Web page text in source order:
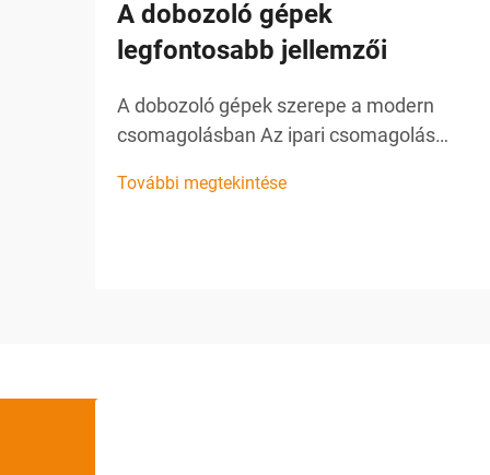
A dobozoló gépek
legfontosabb jellemzői
A dobozoló gépek szerepe a modern
csomagolásban Az ipari csomagolás
forradalmasító tényező, amely
További megtekintése